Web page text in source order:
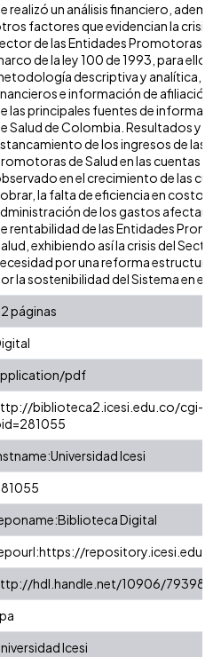
realizó un análisis financiero,
factores que evidencian la crisis
de las Entidades Promotoras
de la ley 100 de 1993, para ello,
descriptiva y analítica,
e información de
las principales fuentes de
Salud de Colombia. Resultados y
de los ingresos de las
de Salud en las cuentas
en el crecimiento de las
la falta de eficiencia en
de los gastos afectan
rentabilidad de las Entidades
exhibiendo así la crisis del
por una reforma
la sostenibilidad del Sistema en el
páginas
pdf
biblioteca2.icesi.edu.co/cgi-
Icesi
Digital
hdl.handle.net/10906/79398
Icesi